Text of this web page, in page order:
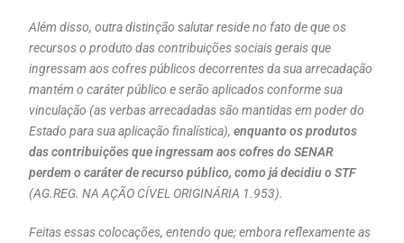
Além disso, outra distinção salutar reside no fato de que os
recursos o produto das contribuições sociais gerais que
ingressam aos cofres públicos decorrentes da sua arrecadação
mantém o caráter público e serão aplicados conforme sua
vinculação (as verbas arrecadadas são mantidas em poder do
Estado para sua aplicação finalística),enquanto os produtos
das contribuições que ingressam aos cofres do SENAR
perdem o caráter de recurso público, como já decidiu o STF
(AG.REG. NA AÇÃO CÍVEL ORIGINÁRIA 1.953).
Feitas essas colocações, entendo que; embora reflexamente as